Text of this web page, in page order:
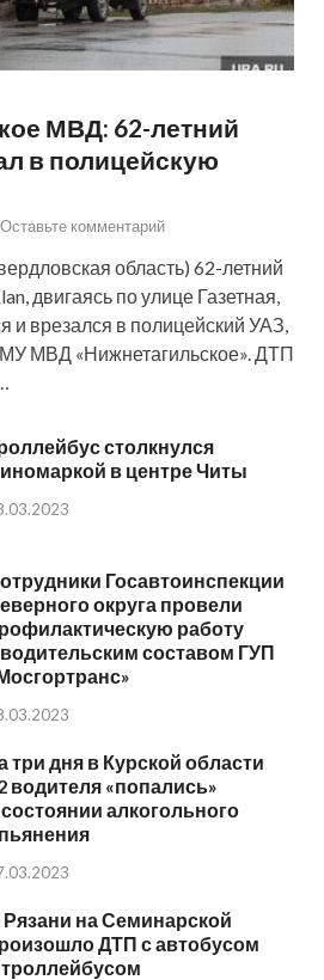
МВД: 62-летний
в полицейскую
Оставьте комментарий
область) 62-летний
двигаясь по улице Газетная,
и врезался в полицейский УАЗ,
МВД «Нижнетагильское». ДТП
столкнулся
в центре Читы
Госавтоинспекции
округа провели
работу
составом ГУП
три дня в Курской области
водителя «попались»
алкогольного
Рязани на Семинарской
ДТП с автобусом
троллейбусом